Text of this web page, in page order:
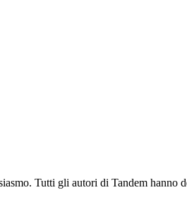
Tutti gli autori di Tandem hanno